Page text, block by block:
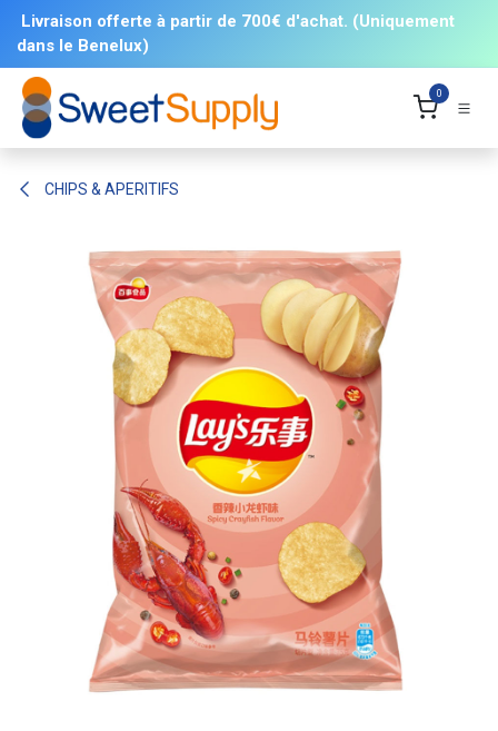
Livraison offerte à partir de 700€ d'achat. (Uniquement
dans le Benelux)
0
CHIPS & APERITIFS